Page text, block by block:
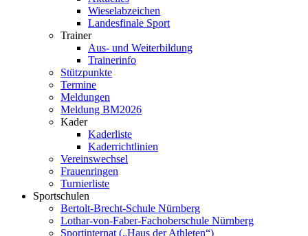
Wieselabzeichen
Landesfinale Sport
Trainer
Aus- und Weiterbildung
Trainerinfo
Stützpunkte
Termine
Meldungen
Meldung BM2026
Kader
Kaderliste
Kaderrichtlinien
Vereinswechsel
Frauenringen
Turnierliste
Sportschulen
Bertolt-Brecht-Schule Nürnberg
Lothar-von-Faber-Fachoberschule Nürnberg
Sportinternat („Haus der Athleten“)